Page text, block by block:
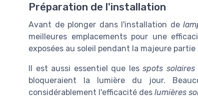
Préparation de l'installation
Avant de plonger dans l'installation de
meilleures emplacements pour une
exposées au soleil pendant la majeure partie
Il est aussi essentiel que les spots solaires
bloqueraient la lumière du jour.
considérablement l'efficacité des lumières